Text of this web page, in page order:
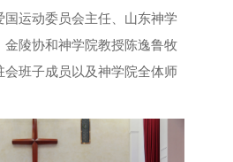
国运动委员会主任、山东神学
金陵协和神学院教授陈逸鲁牧
会班子成员以及神学院全体师